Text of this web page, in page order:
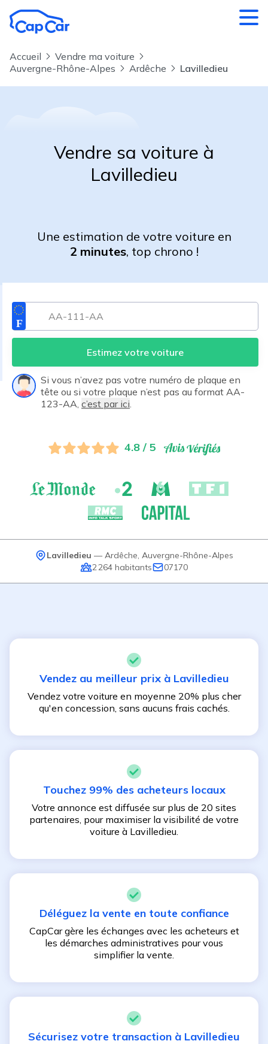
Accueil
Vendre ma voiture
Auvergne-Rhône-Alpes
Ardêche Lavilledieu
Vendre sa voiture à
Lavilledieu
Une estimation de votre voiture en
2 minutes, top chrono !
Estimez votre voiture
Si vous n’avez pas votre numéro de plaque en
tête ou si votre plaque n’est pas au format AA-
123-AA, c’est par ici
4.8 / 5
Lavilledieu — Ardêche Auvergne-Rhône-Alpes
2 264 habitants 07170
Vendez au meilleur prix à Lavilledieu
Vendez votre voiture en moyenne 20% plus cher
qu'en concession, sans aucuns frais cachés.
Touchez 99% des acheteurs locaux
Votre annonce est diffusée sur plus de 20 sites
partenaires, pour maximiser la visibilité de votre
voiture à Lavilledieu.
Déléguez la vente en toute confiance
CapCar gère les échanges avec les acheteurs et
les démarches administratives pour vous
simplifier la vente.
Sécurisez votre transaction à Lavilledieu